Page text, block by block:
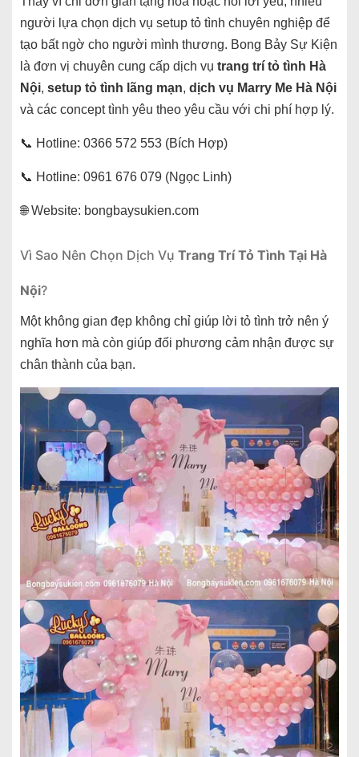
người lựa chọn dịch vụ setup tỏ tình chuyên nghiệp để
tạo bất ngờ cho người mình thương. Bong Bảy Sự Kiện
là đơn vị chuyên cung cấp dịch vụ trang trí tỏ tình Hà
Nội, setup tỏ tình lãng mạn, dịch vụ Marry Me Hà Nội
và các concept tình yêu theo yêu cầu với chi phí hợp lý.
📞 Hotline: 0366 572 553 (Bích Hợp)
📞 Hotline: 0961 676 079 (Ngọc Linh)
🌐 Website: bongbaysukien.com
Vì Sao Nên Chọn Dịch Vụ Trang Trí Tỏ Tình Tại Hà
Nội?
Một không gian đẹp không chỉ giúp lời tỏ tình trở nên ý
nghĩa hơn mà còn giúp đối phương cảm nhận được sự
chân thành của bạn.